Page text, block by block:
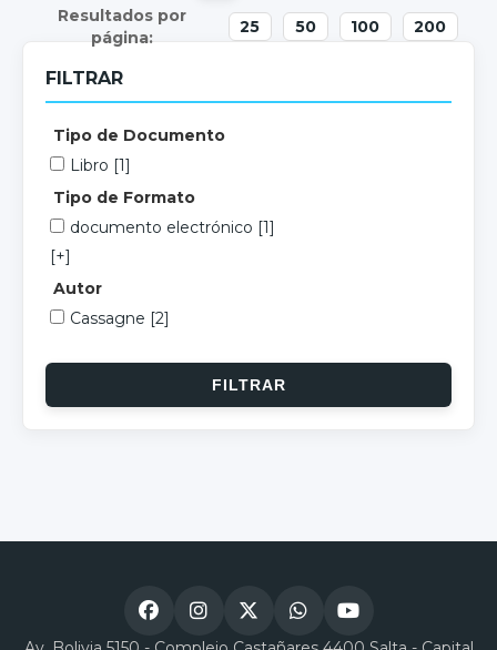
25 50 100 200
FILTRAR
Tipo de Documento
Libro [1]
Tipo de Formato
documento electrónico [1]
[+]
Autor
Cassagne [2]